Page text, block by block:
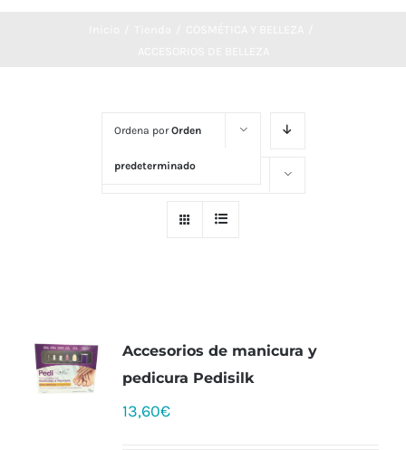
Ordena porOrden
predeterminado
Mostrar
Accesorios de manicura y
pedicura Pedisilk
13,60€